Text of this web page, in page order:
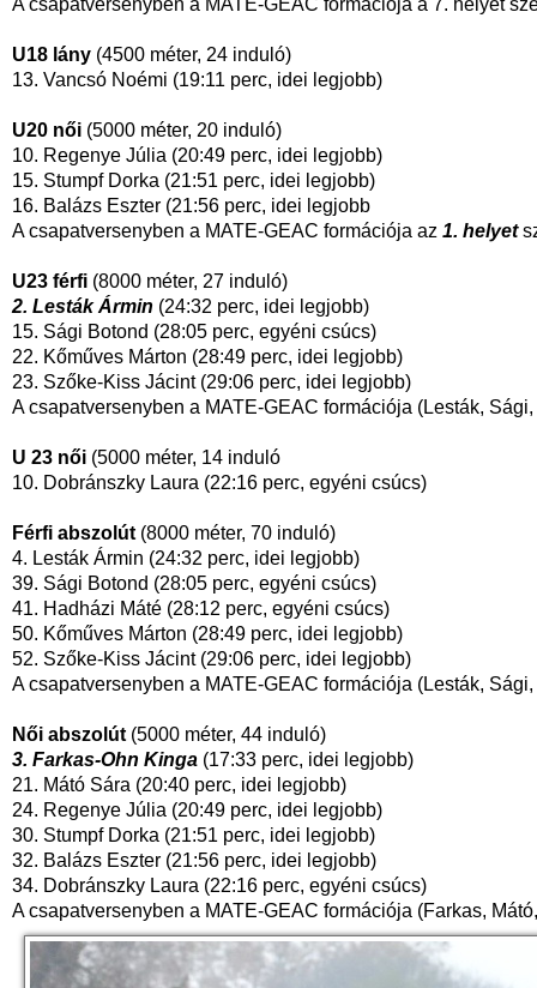
A csapatversenyben a MATE-GEAC formációja a 7. helyet
U18 lány (4500 méter, 24 induló)
13. Vancsó Noémi (19:11 perc, idei legjobb)
U20 női (5000 méter, 20 induló)
10. Regenye Júlia (20:49 perc, idei legjobb)
15. Stumpf Dorka (21:51 perc, idei legjobb)
16. Balázs Eszter (21:56 perc, idei legjobb
A csapatversenyben a MATE-GEAC formációja az 1. helyet
U23 férfi (8000 méter, 27 induló)
2. Lesták Ármin (24:32 perc, idei legjobb)
15. Sági Botond (28:05 perc, egyéni csúcs)
22. Kőműves Márton (28:49 perc, idei legjobb)
23. Szőke-Kiss Jácint (29:06 perc, idei legjobb)
A csapatversenyben a MATE-GEAC formációja (Lesták,
U 23 női (5000 méter, 14 induló
10. Dobránszky Laura (22:16 perc, egyéni csúcs)
Férfi abszolút(8000 méter, 70 induló)
4. Lesták Ármin (24:32 perc, idei legjobb)
39. Sági Botond (28:05 perc, egyéni csúcs)
41. Hadházi Máté (28:12 perc, egyéni csúcs)
50. Kőműves Márton (28:49 perc, idei legjobb)
52. Szőke-Kiss Jácint (29:06 perc, idei legjobb)
A csapatversenyben a MATE-GEAC formációja (Lesták,
Női abszolút(5000 méter, 44 induló)
3. Farkas-Ohn Kinga (17:33 perc, idei legjobb)
21. Mátó Sára (20:40 perc, idei legjobb)
24. Regenye Júlia (20:49 perc, idei legjobb)
30. Stumpf Dorka (21:51 perc, idei legjobb)
32. Balázs Eszter (21:56 perc, idei legjobb)
34. Dobránszky Laura (22:16 perc, egyéni csúcs)
A csapatversenyben a MATE-GEAC formációja (Farkas,